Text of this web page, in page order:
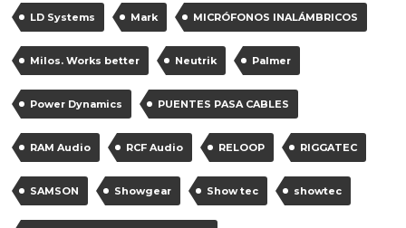
LD Systems Mark MICRÓFONOS INALÁMBRICOS
Milos. Works better Neutrik Palmer
Power Dynamics PUENTES PASA CABLES
RAM Audio RCF Audio RELOOP RIGGATEC
SAMSON Showgear Show tec showtec